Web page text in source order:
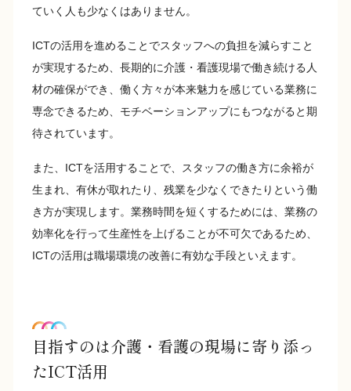
ていく人も少なくはありません。
ICTの活用を進めることでスタッフへの負担を減らすこと
が実現するため、長期的に介護・看護現場で働き続ける人
材の確保ができ、働く方々が本来魅力を感じている業務に
専念できるため、モチベーションアップにもつながると期
待されています。
また、ICTを活用することで、スタッフの働き方に余裕が
生まれ、有休が取れたり、残業を少なくできたりという働
き方が実現します。業務時間を短くするためには、業務の
効率化を行って生産性を上げることが不可欠であるため、
ICTの活用は職場環境の改善に有効な手段といえます。
目指すのは介護・看護の現場に寄り添っ
たICT活用